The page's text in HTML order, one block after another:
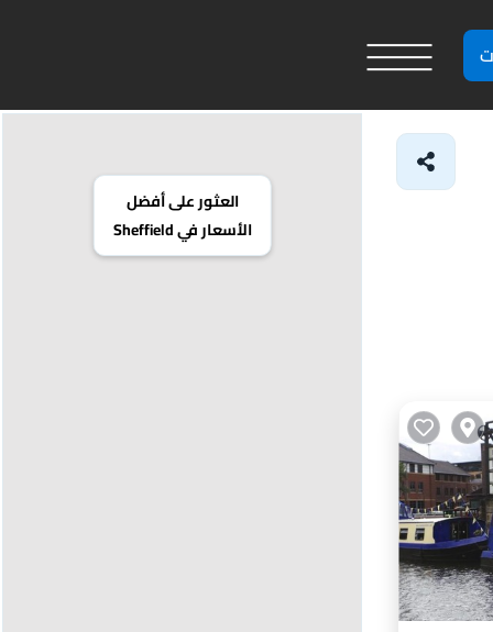
العثور على أفضل
الأسعار في Sheffield